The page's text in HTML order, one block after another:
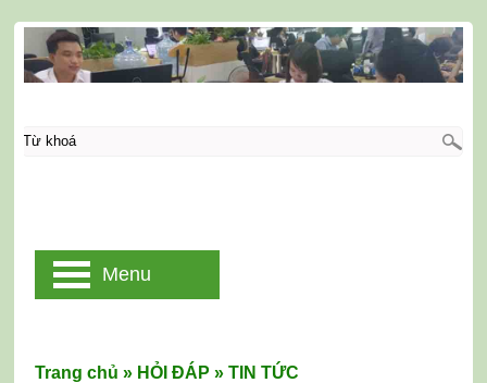
Trang chủ » HỎI ĐÁP » TIN TỨC
Menu